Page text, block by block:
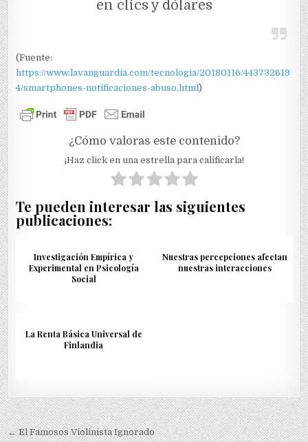
en clics y dólares
(Fuente:
https://www.lavanguardia.com/tecnologia/20180116/443732619
4/smartphones-notificaciones-abuso.html)
¿Cómo valoras este contenido?
¡Haz click en una estrella para calificarla!
Te pueden interesar las siguientes
publicaciones:
Investigación Empírica y
Experimental en Psicología
Social
Nuestras percepciones afectan
nuestras interacciones
La Renta Básica Universal de
Finlandia
Navegación
← El Famosos Violinista Ignorado